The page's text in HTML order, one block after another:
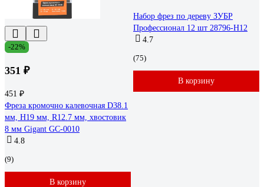
-22%
351 ₽
451 ₽
Фреза кромочно калевочная D38.1
мм, H19 мм, R12.7 мм, хвостовик
8 мм Gigant GC-0010
4.8
(9)
В корзину
Набор фрез по дереву ЗУБР
Профессионал 12 шт 28796-H12
4.7
(75)
В корзину